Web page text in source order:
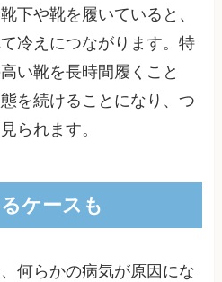
下や靴を履いていると、
冷えにつながります。特
い靴を長時間履くこと
を続けることになり、つ
られます。
ケースも
何らかの病気が原因にな